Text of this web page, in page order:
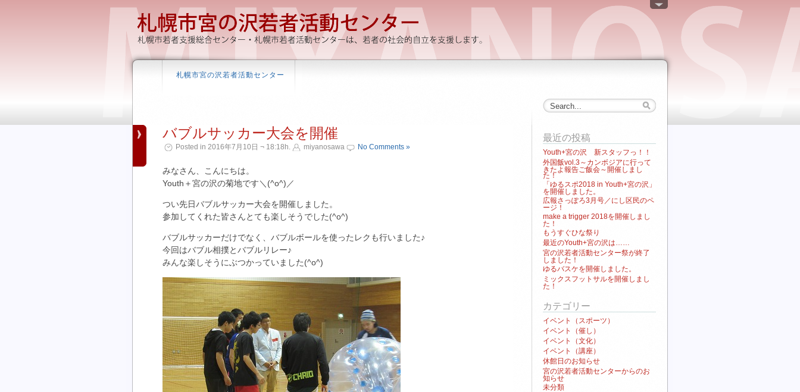
札幌市宮の沢若者活動センター
バブルサッカー大会を開催
Posted in 2016年7月10日 ¬ 18:18h. miyanosawa No Comments »
みなさん、こんにちは。
Youth＋宮の沢の菊地です＼(^o^)／
つい先日バブルサッカー大会を開催しました。
参加してくれた皆さんとても楽しそうでした(^o^)
バブルサッカーだけでなく、バブルボールを使ったレクも行いました♪
今回はバブル相撲とバブルリレー♪
みんな楽しそうにぶつかっていました(^o^)
最近の投稿
Youth+宮の沢 新スタッフっ！！
外国飯vol.3～カンボジアに行って
きたよ報告ご飯会～開催しまし
た！
「ゆるスポ2018 in Youth+宮の沢」
を開催しました。
広報さっぽろ3月号／にし区民のペ
ージ！
make a trigger 2018を開催しまし
た！
もうすぐひな祭り
最近のYouth+宮の沢は……
宮の沢若者活動センター祭が終了
しました！
ゆるバスケを開催しました。
ミックスフットサルを開催しまし
た！
カテゴリー
イベント（スポーツ）
イベント（催し）
イベント（文化）
イベント（講座）
休館日のお知らせ
宮の沢若者活動センターからのお
知らせ
未分類